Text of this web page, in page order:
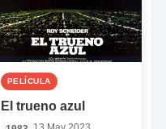
PELÍCULA
El trueno azul